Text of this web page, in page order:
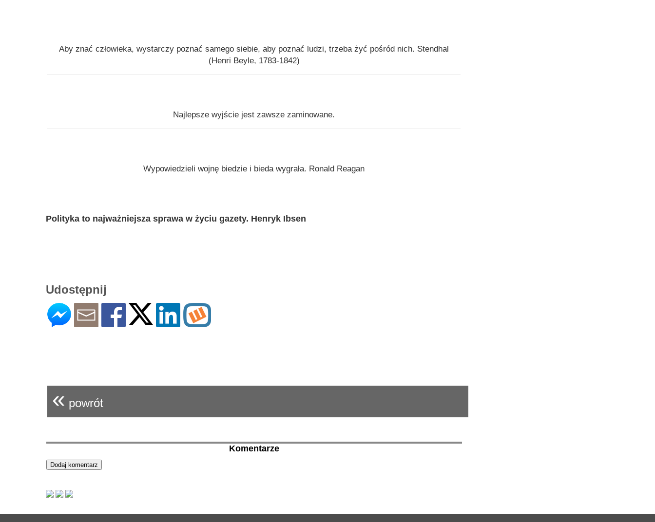
Aby znać człowieka, wystarczy poznać samego siebie, aby poznać ludzi, trzeba żyć pośród nich. Stendhal
(Henri Beyle, 1783-1842)
Najlepsze wyjście jest zawsze zaminowane.
Wypowiedzieli wojnę biedzie i bieda wygrała. Ronald Reagan
Polityka to najważniejsza sprawa w życiu gazety. Henryk Ibsen
Udostępnij
« powrót
Komentarze